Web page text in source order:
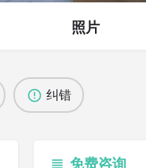
照片
纠错
免费咨询